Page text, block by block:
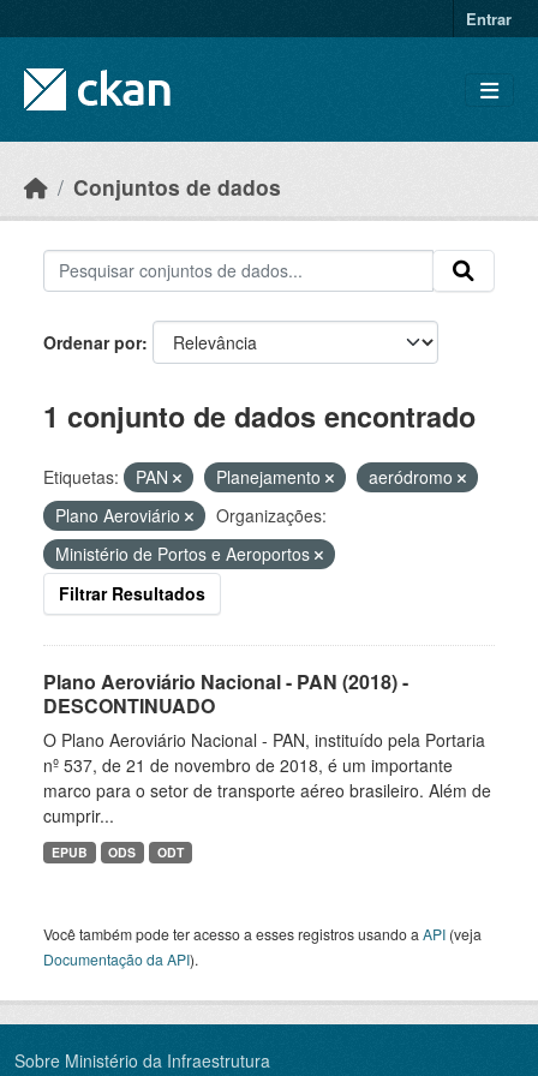
Entrar
Conjuntos de dados
Ordenar por
1 conjunto de dados encontrado
Etiquetas: PAN Planejamento
aeródromo
Plano Aeroviário
Organizações:
Ministério de Portos e Aeroportos
Filtrar Resultados
Plano Aeroviário Nacional - PAN (2018) -
DESCONTINUADO
O Plano Aeroviário Nacional - PAN, instituído pela Portaria
nº 537, de 21 de novembro de 2018, é um importante
marco para o setor de transporte aéreo brasileiro. Além de
cumprir...
EPUB ODS ODT
Você também pode ter acesso a esses registros usando a API (veja
Documentação da API).
Sobre Ministério da Infraestrutura